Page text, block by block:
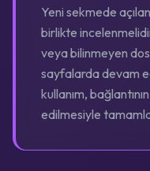
Yeni sekmede
birlikte
veya bilinmeyen
sayfalarda devam
kullanım,
edilmesiyle